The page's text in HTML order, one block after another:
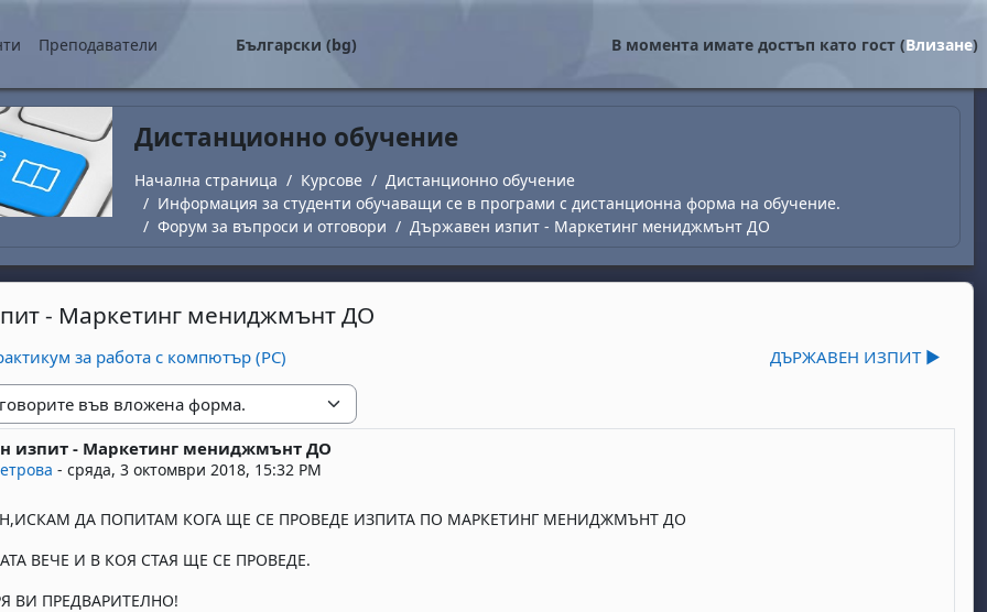
съдържание
Преподаватели Български ‎(bg)‎ В момента имате достъп като гост (Влизане)
Дистанционно обучение
Начална страница Курсове
Дистанционно обучение
Информация за студенти обучаващи се в програми с дистанционна форма на обучение.
Форум за въпроси и отговори
Държавен изпит - Маркетинг мениджмънт ДО
- Маркетинг мениджмънт ДО
за работа с компютър (PC) ДЪРЖАВЕН ИЗПИТ ▶︎
изпит - Маркетинг мениджмънт ДО
- сряда, 3 октомври 2018, 15:32 PM
6
ДА ПОПИТАМ КОГА ЩЕ СЕ ПРОВЕДЕ ИЗПИТА ПО МАРКЕТИНГ МЕНИДЖМЪНТ ДО
ВЕЧЕ И В КОЯ СТАЯ ЩЕ СЕ ПРОВЕДЕ.
ВИ ПРЕДВАРИТЕЛНО!